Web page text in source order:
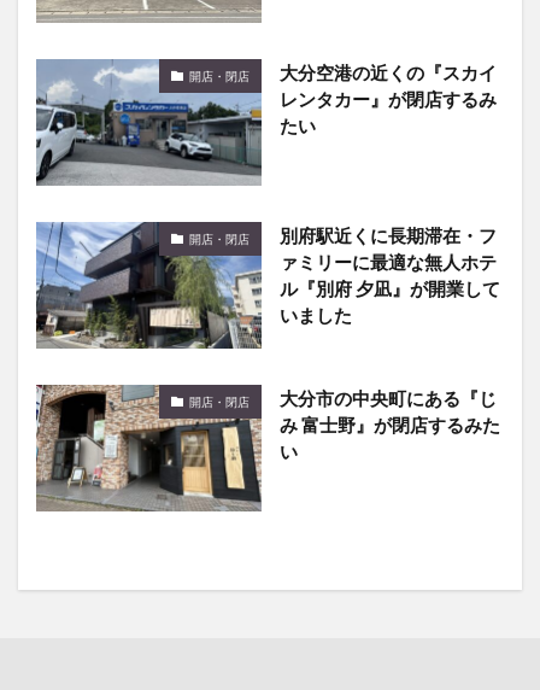
開店・閉店
大分空港の近くの『スカイ
レンタカー』が閉店するみ
たい
開店・閉店
別府駅近くに長期滞在・フ
ァミリーに最適な無人ホテ
ル『別府 夕凪』が開業して
いました
開店・閉店
大分市の中央町にある『じ
み 富士野』が閉店するみた
い